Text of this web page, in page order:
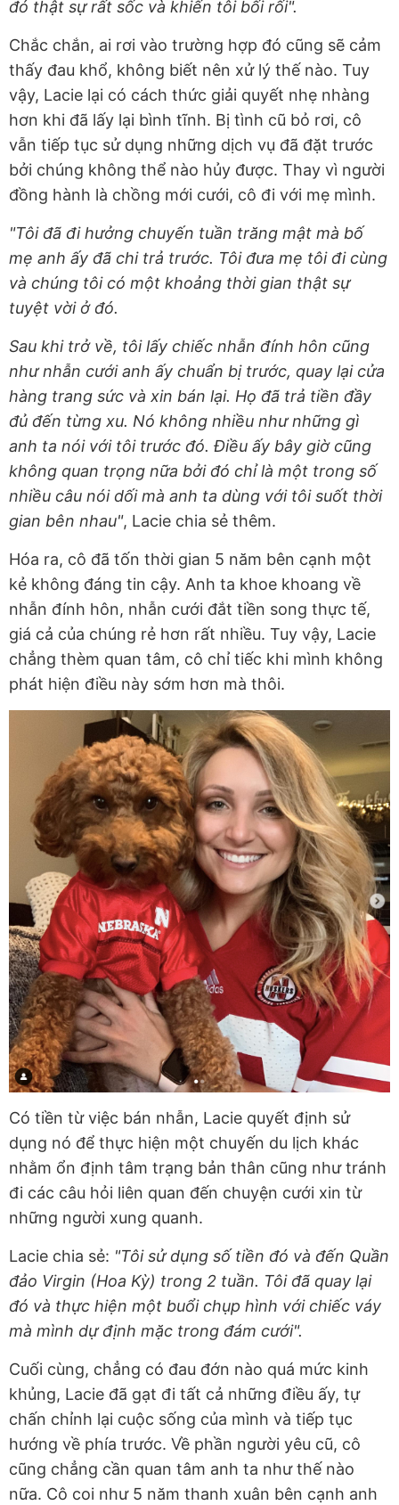
đó thật sự rất sốc và khiến tôi bối rối".
Chắc chắn, ai rơi vào trường hợp đó cũng sẽ cảm
thấy đau khổ, không biết nên xử lý thế nào. Tuy
vậy, Lacie lại có cách thức giải quyết nhẹ nhàng
hơn khi đã lấy lại bình tĩnh. Bị tình cũ bỏ rơi, cô
vẫn tiếp tục sử dụng những dịch vụ đã đặt trước
bởi chúng không thể nào hủy được. Thay vì người
đồng hành là chồng mới cưới, cô đi với mẹ mình.
"Tôi đã đi hưởng chuyến tuần trăng mật mà bố
mẹ anh ấy đã chi trả trước. Tôi đưa mẹ tôi đi cùng
và chúng tôi có một khoảng thời gian thật sự
tuyệt vời ở đó.
Sau khi trở về, tôi lấy chiếc nhẫn đính hôn cũng
như nhẫn cưới anh ấy chuẩn bị trước, quay lại cửa
hàng trang sức và xin bán lại. Họ đã trả tiền đầy
đủ đến từng xu. Nó không nhiều như những gì
anh ta nói với tôi trước đó. Điều ấy bây giờ cũng
không quan trọng nữa bởi đó chỉ là một trong số
nhiều câu nói dối mà anh ta dùng với tôi suốt thời
gian bên nhau", Lacie chia sẻ thêm.
Hóa ra, cô đã tốn thời gian 5 năm bên cạnh một
kẻ không đáng tin cậy. Anh ta khoe khoang về
nhẫn đính hôn, nhẫn cưới đắt tiền song thực tế,
giá cả của chúng rẻ hơn rất nhiều. Tuy vậy, Lacie
chẳng thèm quan tâm, cô chỉ tiếc khi mình không
phát hiện điều này sớm hơn mà thôi.
Có tiền từ việc bán nhẫn, Lacie quyết định sử
dụng nó để thực hiện một chuyến du lịch khác
nhằm ổn định tâm trạng bản thân cũng như tránh
đi các câu hỏi liên quan đến chuyện cưới xin từ
những người xung quanh.
Lacie chia sẻ: "Tôi sử dụng số tiền đó và đến Quần
đảo Virgin (Hoa Kỳ) trong 2 tuần. Tôi đã quay lại
đó và thực hiện một buổi chụp hình với chiếc váy
mà mình dự định mặc trong đám cưới".
Cuối cùng, chẳng có đau đớn nào quá mức kinh
khủng, Lacie đã gạt đi tất cả những điều ấy, tự
chấn chỉnh lại cuộc sống của mình và tiếp tục
hướng về phía trước. Về phần người yêu cũ, cô
cũng chẳng cần quan tâm anh ta như thế nào
nữa. Cô coi như 5 năm thanh xuân bên cạnh anh